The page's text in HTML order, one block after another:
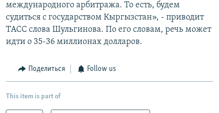
международного арбитража. То есть, будем
судиться с государством Кыргызстан», - приводит
ТАСС слова Шульгинова. По его словам, речь может
идти о 35-36 миллионах долларов.
Поделиться Follow us
This item is part of